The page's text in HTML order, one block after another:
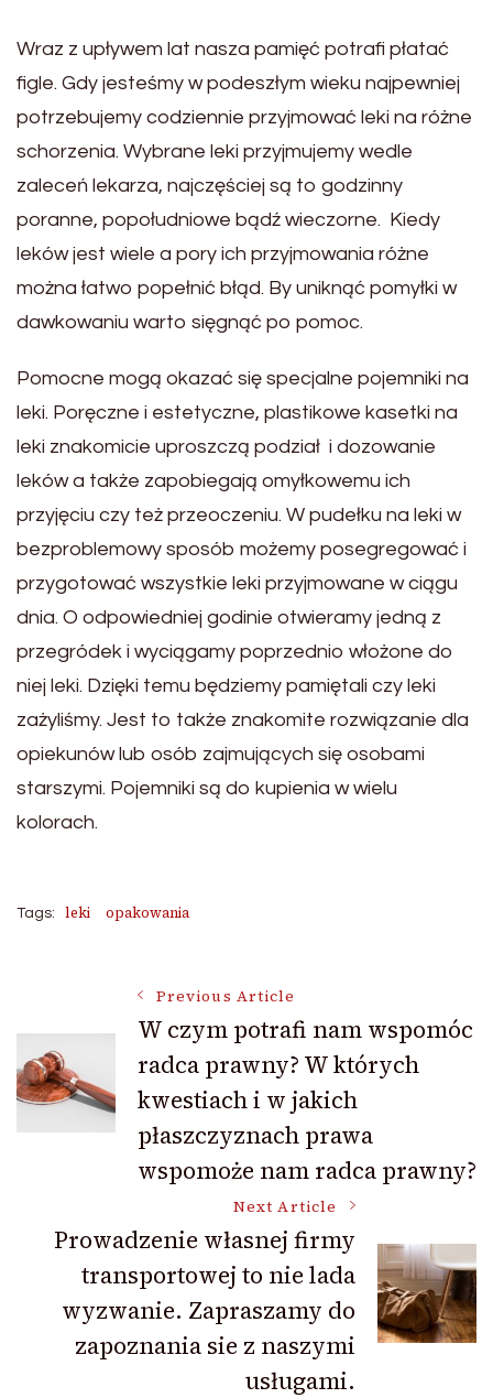
Wraz z upływem lat nasza pamięć potrafi płatać
figle. Gdy jesteśmy w podeszłym wieku najpewniej
potrzebujemy codziennie przyjmować leki na różne
schorzenia. Wybrane leki przyjmujemy wedle
zaleceń lekarza, najczęściej są to godzinny
poranne, popołudniowe bądź wieczorne. Kiedy
leków jest wiele a pory ich przyjmowania różne
można łatwo popełnić błąd. By uniknąć pomyłki w
dawkowaniu warto sięgnąć po pomoc.
Pomocne mogą okazać się specjalne pojemniki na
leki. Poręczne i estetyczne, plastikowe kasetki na
leki znakomicie uproszczą podział i dozowanie
leków a także zapobiegają omyłkowemu ich
przyjęciu czy też przeoczeniu. W pudełku na leki w
bezproblemowy sposób możemy posegregować i
przygotować wszystkie leki przyjmowane w ciągu
dnia. O odpowiedniej godinie otwieramy jedną z
przegródek i wyciągamy poprzednio włożone do
niej leki. Dzięki temu będziemy pamiętali czy leki
zażyliśmy. Jest to także znakomite rozwiązanie dla
opiekunów lub osób zajmujących się osobami
starszymi. Pojemniki są do kupienia w wielu
kolorach.
Tags: leki opakowania
Navigation
Previous Article
W czym potrafi nam wspomóc
radca prawny? W których
kwestiach i w jakich
płaszczyznach prawa
wspomoże nam radca prawny?
Next Article
Prowadzenie własnej firmy
transportowej to nie lada
wyzwanie. Zapraszamy do
zapoznania sie z naszymi
usługami.